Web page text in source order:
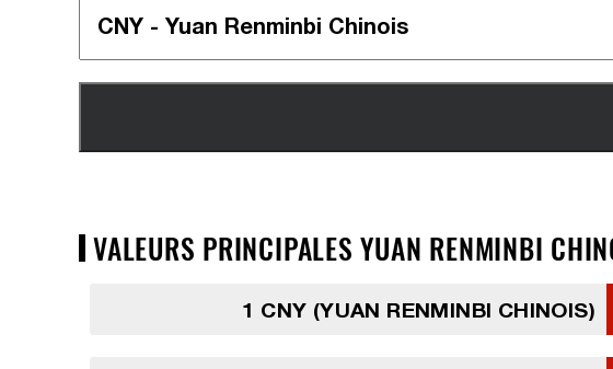
VALEURS PRINCIPALES YUAN RENMINBI
1 CNY (YUAN RENMINBI CHINOIS)